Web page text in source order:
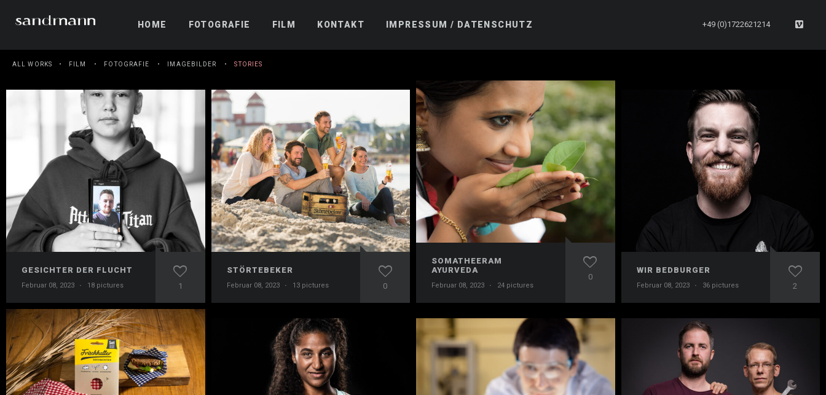
HOME FOTOGRAFIE FILM KONTAKT IMPRESSUM / DATENSCHUTZ +49 (0)1722621214
ALL WORKS FILM FOTOGRAFIE IMAGEBILDER STORIES
GESICHTER DER FLUCHT
Februar 08, 2023 · 18 pictures 1
STÖRTEBEKER
Februar 08, 2023 · 13 pictures 0
SOMATHEERAM
AYURVEDA
Februar 08, 2023 · 24 pictures
0
WIR BEDBURGER
Februar 08, 2023 · 36 pictures 2